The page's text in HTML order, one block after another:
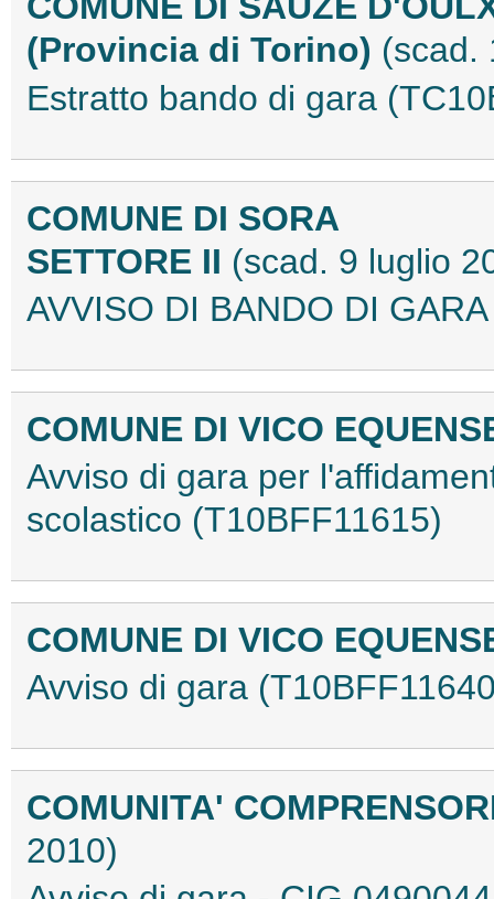
(Provincia di Torino) (scad.
Estratto bando di gara
COMUNE DI SORA
SETTORE II (scad. 9 luglio
AVVISO DI BANDO DI
COMUNE DI VICO
Avviso di gara per
scolastico (T10BFF11615)
COMUNE DI VICO
Avviso di gara
COMUNITA'
2010)